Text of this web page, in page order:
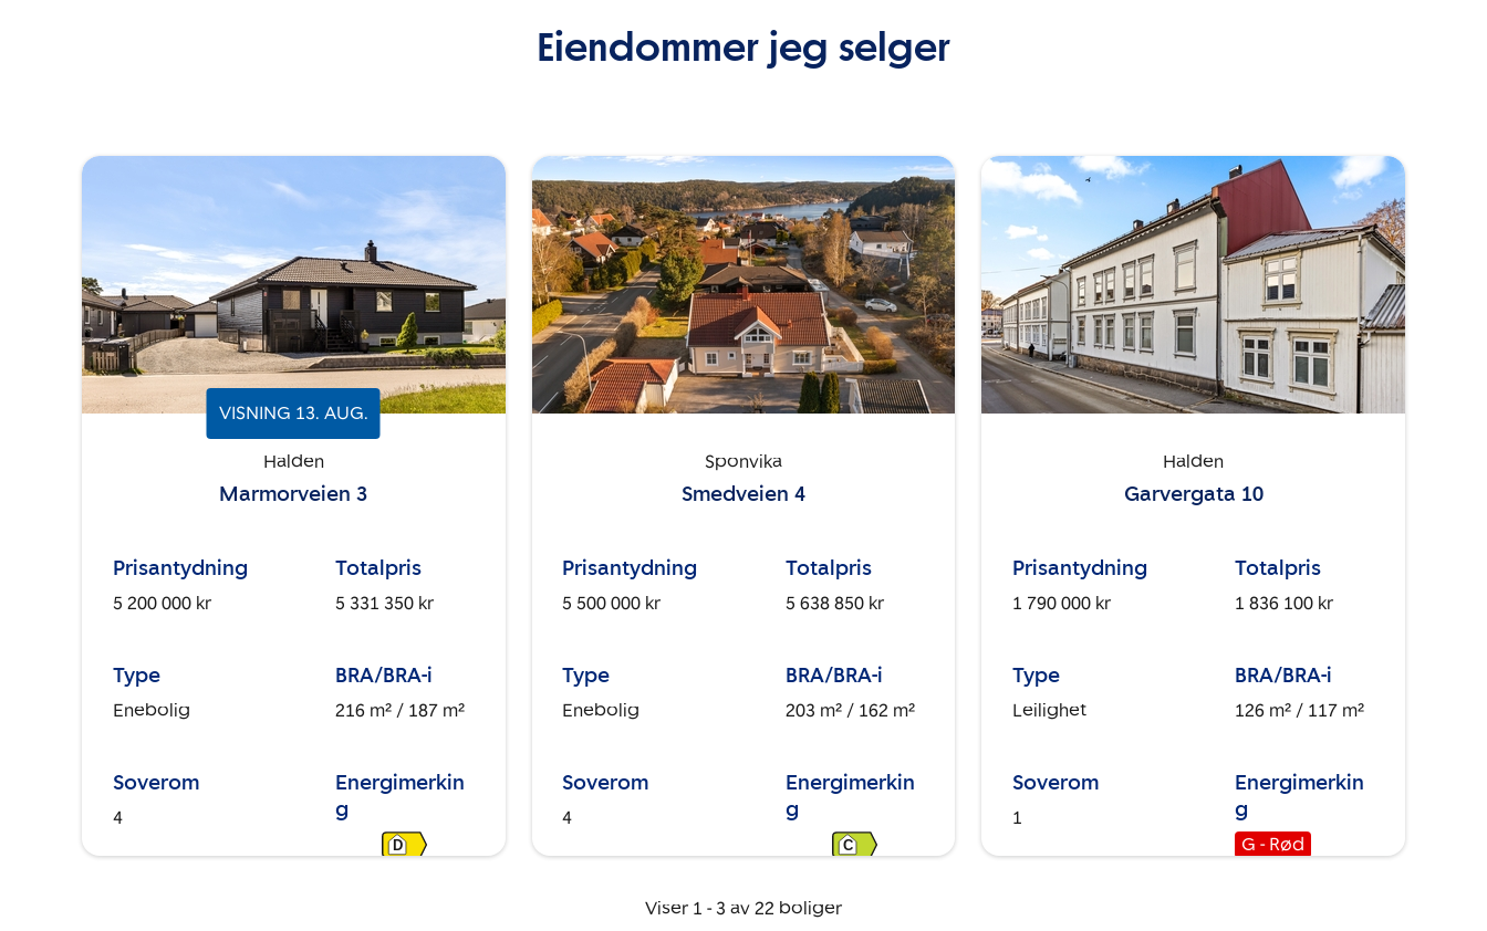
Eiendommer jeg selger
VISNING 13. AUG.
Halden
Marmorveien 3
Prisantydning
5 200 000 kr
Totalpris
5 331 350 kr
Type
Enebolig
BRA/BRA-i
216 m² / 187 m²
Soverom
4
Energimerkin
g
D
Sponvika
Smedveien 4
Prisantydning
5 500 000 kr
Totalpris
5 638 850 kr
Type
Enebolig
BRA/BRA-i
203 m² / 162 m²
Soverom
4
Energimerkin
g
C
Halden
Garvergata 10
Prisantydning
1 790 000 kr
Totalpris
1 836 100 kr
Type
Leilighet
BRA/BRA-i
126 m² / 117 m²
Soverom
1
Energimerkin
g
G - Rød
Viser 1 - 3 av 22 boliger